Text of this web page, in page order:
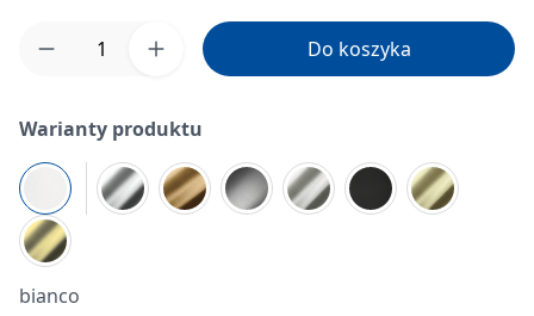
Ilość produktu: Wprowadź żądaną ilość
Do koszyka
Warianty produktu
bianco